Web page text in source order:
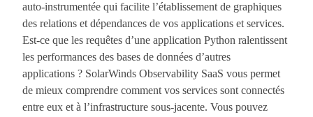
auto-instrumentée qui facilite l’établissement de graphiques
des relations et dépendances de vos applications et services.
Est-ce que les requêtes d’une application Python ralentissent
les performances des bases de données d’autres
applications ? SolarWinds Observability SaaS vous permet
de mieux comprendre comment vos services sont connectés
entre eux et à l’infrastructure sous-jacente. Vous pouvez